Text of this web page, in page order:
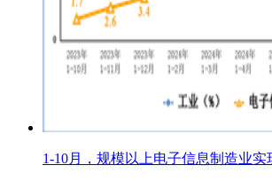
1-10月，规模以上电子信息制造业实